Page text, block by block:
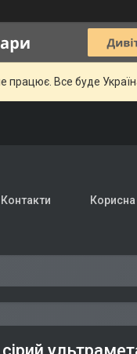
працює. Все буде
Контакти